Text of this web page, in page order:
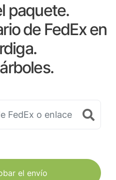
paquete.
de FedEx en
el envío